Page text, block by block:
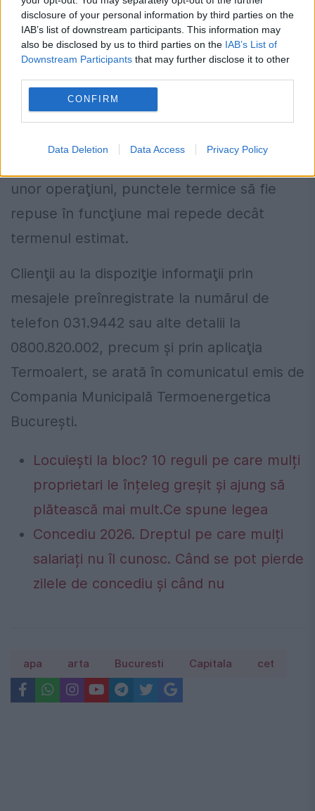
disclosure of your personal information by third parties on the
IAB’s list of downstream participants. This information may
also be disclosed by us to third parties on the IAB’s List of
Downstream Participants that may further disclose it to other
CONFIRM
Data Deletion Data Access Privacy Policy
conductelor.
Dispeceratele Companiei Municipale
Termoenergetica Bucureşti şi echipele de
intervenţie lucrează în regim permanent
pentru soluţionarea problemelor apărute în
unor operaţiuni, punctele termice să fie
repuse în funcţiune mai repede decât
termenul estimat.
Clienţii au la dispoziţie informaţii prin
mesajele preînregistrate la numărul de
telefon 031.9442 sau alte detalii la
0800.820.002, precum şi prin aplicaţia
Termoalert, se arată în comunicatul emis de
Compania Municipală Termoenergetica
București.
Locuiești la bloc? 10 reguli pe care mulți
proprietari le înțeleg greșit și ajung să
plătească mai mult.Ce spune legea
Concediu 2026. Dreptul pe care mulți
salariați nu îl cunosc. Când se pot pierde
zilele de concediu și când nu
apa arta Bucuresti Capitala cet